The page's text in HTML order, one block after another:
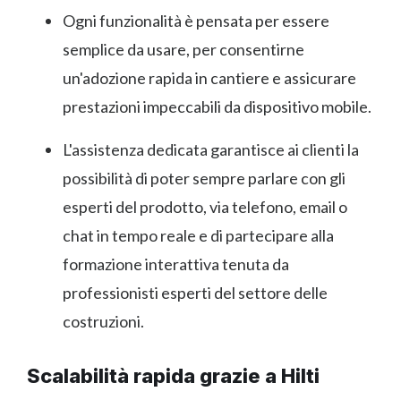
Ogni funzionalità è pensata per essere
semplice da usare, per consentirne
un'adozione rapida in cantiere e assicurare
prestazioni impeccabili da dispositivo mobile.
L'assistenza dedicata garantisce ai clienti la
possibilità di poter sempre parlare con gli
esperti del prodotto, via telefono, email o
chat in tempo reale e di partecipare alla
formazione interattiva tenuta da
professionisti esperti del settore delle
costruzioni.
Scalabilità rapida grazie a Hilti